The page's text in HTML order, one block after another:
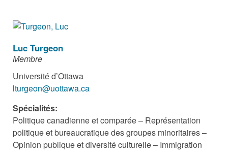
Luc Turgeon
Membre
Université d’Ottawa
lturgeon@uottawa.ca
Spécialités:
Politique canadienne et comparée – Représentation
politique et bureaucratique des groupes minoritaires –
Opinion publique et diversité culturelle – Immigration